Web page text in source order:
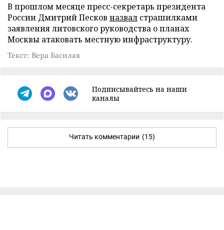
В прошлом месяце пресс-секретарь президента
России Дмитрий Песков назвал страшилками
заявления литовского руководства о планах
Москвы атаковать местную инфраструктуру.
Текст: Вера Басилая
Подписывайтесь на наши
каналы
Читать комментарии (15)